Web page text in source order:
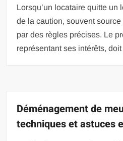
Lorsqu’un locataire quitte un
de la caution, souvent
par des règles précises. Le
représentant ses intérêts, doit
Déménagement de
techniques et astuces